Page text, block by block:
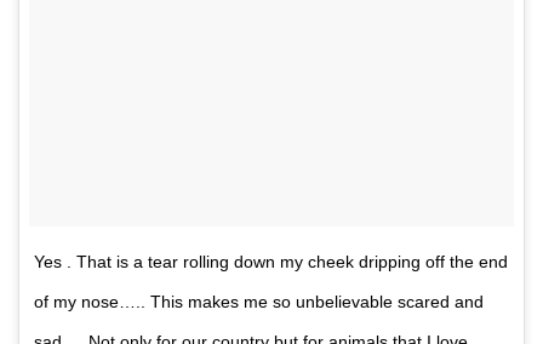
Yes . That is a tear rolling down my cheek dripping off the end
of my nose….. This makes me so unbelievable scared and